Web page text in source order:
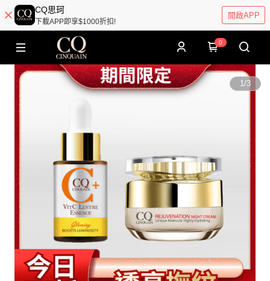
CQ思珂
下載APP即享$1000折扣!
開啟APP
0
1/3